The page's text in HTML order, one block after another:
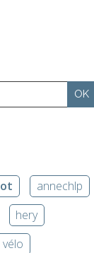
annechlp
hery
vélo